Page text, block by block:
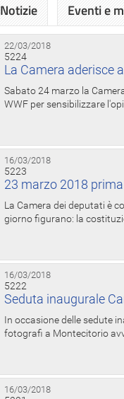
Notizie Eventi e
22/03/2018
5224
La Camera aderisce
Sabato 24 marzo la
WWF per sensibilizzare
16/03/2018
5223
23 marzo 2018
La Camera dei deputati è
giorno figurano: la
16/03/2018
5222
Seduta inaugurale
In occasione delle sedute
fotografi a Montecitorio
16/03/2018